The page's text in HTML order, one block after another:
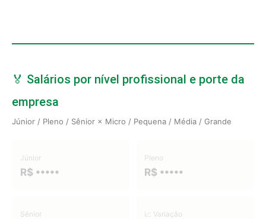
🏅 Salários por nível profissional e porte da
empresa
Júnior / Pleno / Sênior × Micro / Pequena / Média / Grande
Júnior
R$ •••••
Pleno
R$ •••••
Sênior 📈 Variação